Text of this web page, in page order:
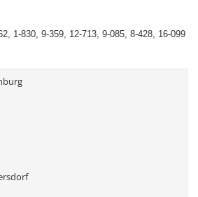
1-830, 9-359, 12-713, 9-085, 8-428, 16-099